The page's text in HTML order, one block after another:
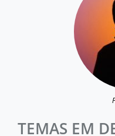
TEMAS EM